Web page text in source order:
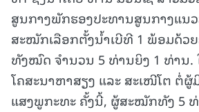
ສູນກາງພັກຮອງປະທານສູນກາງແນ
ສະໝັກເລືອກຕັ້ງນໍ້າເບີທີ 1 ພ້ອມດ້ວ
ທັງໝົດ ຈໍານວນ 5 ທ່ານຍິງ 1 ທ່ານ.
ໂຄສະນາຫາສຽງ ແລະ ສະເໜີໂຕ ຕໍ່ຜູ້
ແສງພູກະທະ ຄັ້ງນີ້, ຜູ້ສະໝັກທັງ 5